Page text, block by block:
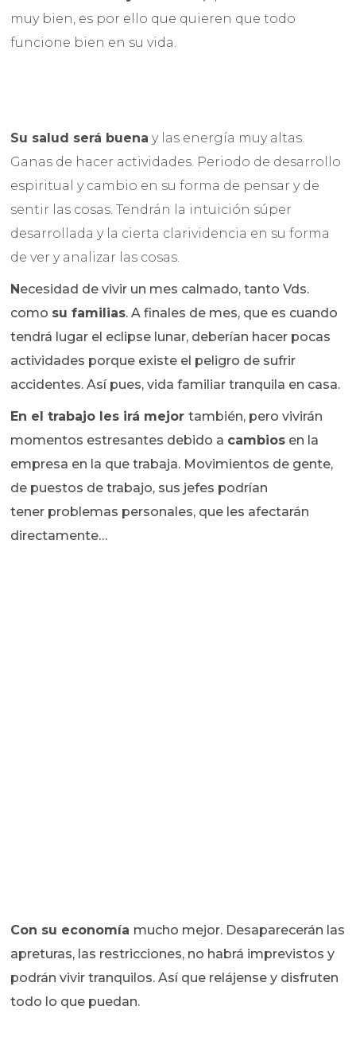
muy bien, es por ello que quieren que todo
funcione bien en su vida.
Su salud será buena y las energía muy altas.
Ganas de hacer actividades. Periodo de desarrollo
espiritual y cambio en su forma de pensar y de
sentir las cosas. Tendrán la intuición súper
desarrollada y la cierta clarividencia en su forma
de ver y analizar las cosas.
N ecesidad de vivir un mes calmado, tanto Vds.
como su familias. A finales de mes, que es cuando
tendrá lugar el eclipse lunar, deberían hacer pocas
actividades porque existe el peligro de sufrir
accidentes. Así pues, vida familiar tranquila en casa.
En el trabajo les irá mejortambién, pero vivirán
momentos estresantes debido a cambios en la
empresa en la que trabaja. Movimientos de gente,
de puestos de trabajo, sus jefes podrían
tener problemas personales, que les afectarán
directamente…
Con su economía mucho mejor. Desaparecerán las
apreturas, las restricciones, no habrá imprevistos y
podrán vivir tranquilos. Así que relájense y disfruten
todo lo que puedan.